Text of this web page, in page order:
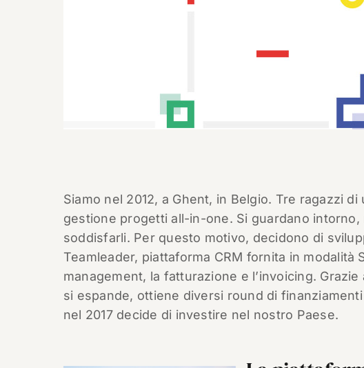
Siamo nel 2012, a Ghent, in Belgio. Tre ragazzi
gestione progetti all-in-one. Si guardano
soddisfarli. Per questo motivo, decidono di
Teamleader, piattaforma CRM fornita in
management, la fatturazione e l’invoicing.
si espande, ottiene diversi round di
nel 2017 decide di investire nel nostro Paese.